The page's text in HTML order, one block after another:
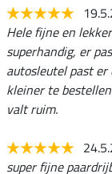
Hele fijne en
superhandig, er
autosleutel past er
kleiner te
valt ruim.
super fijne